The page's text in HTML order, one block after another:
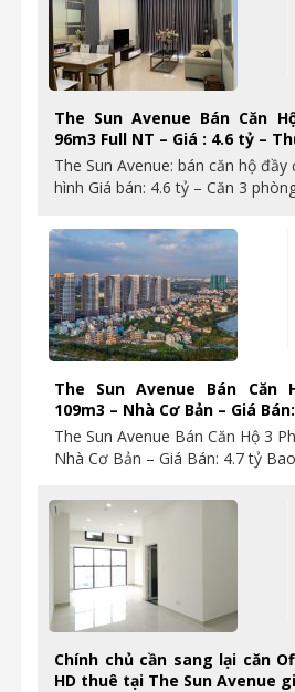
The Sun Avenue Bán Căn
96m3 Full NT – Giá : 4.6 tỷ –
The Sun Avenue: bán căn hộ
hình Giá bán: 4.6 tỷ – Căn 3
The Sun Avenue Bán Căn
109m3 – Nhà Cơ Bản – Giá
The Sun Avenue Bán Căn Hộ 3
Nhà Cơ Bản – Giá Bán: 4.7 tỷ
Chính chủ cần sang lại căn
HD thuê tại The Sun Avenue